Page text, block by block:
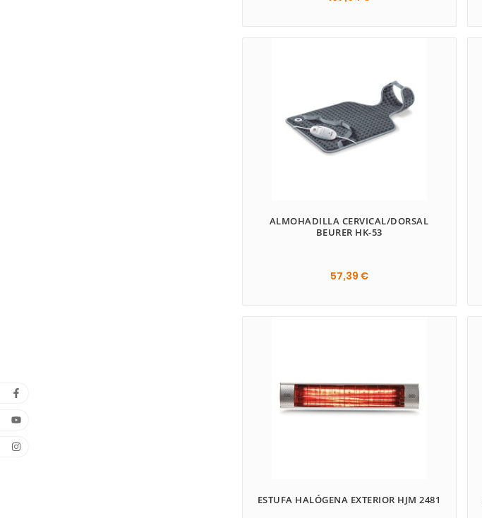
ALMOHADILLA CERVICAL/DORSAL
BEURER HK-53
57,39 €
ESTUFA HALÓGENA EXTERIOR HJM 2481